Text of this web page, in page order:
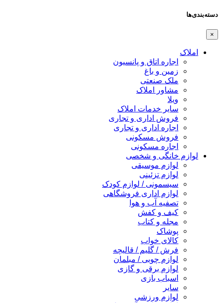
دسته‌بندی‌ها
×
املاک
اجاره اتاق و پانسیون
زمین و باغ
ملک صنعتی
مشاور املاک
ویلا
سایر خدمات املاک
فروش اداری و تجاری
اجاره اداری و تجاری
فروش مسکونی
اجاره مسکونی
لوازم خانگی و شخصی
لوازم موسیقی
لوازم تزئینی
سیسمونی / لوازم کودک
لوازم اداری فروشگاهی
تصفیه آب و هوا
کیف و کفش
مجله و کتاب
پوشاک
کالای خواب
فرش / گلیم / قالیچه
لوازم چوبی / مبلمان
لوازم برقی و گازی
اسباب بازی
سایر
لوازم ورزشی